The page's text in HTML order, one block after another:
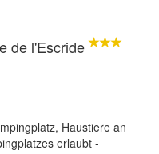
de l'Escride
Haustiere an
erlaubt -